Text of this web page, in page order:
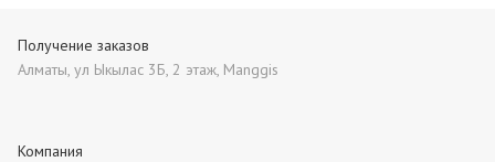
Получение заказов
Алматы, ул Ыкылас 3Б, 2 этаж, Manggis
Компания